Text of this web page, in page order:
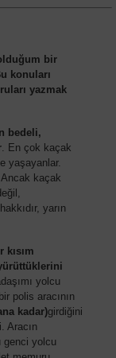
bir
konuları
yazmak
bedeli,
. En çok kaçak
yaşayanlar.
kaçak
yarın
yolcu
polis aracının
kadar)girdiğini
Aracın
genci yolcu